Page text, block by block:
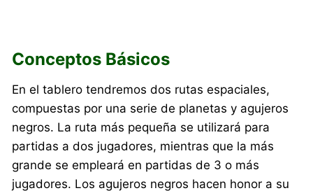
Conceptos Básicos
En el tablero tendremos dos rutas espaciales,
compuestas por una serie de planetas y agujeros
negros. La ruta más pequeña se utilizará para
partidas a dos jugadores, mientras que la más
grande se empleará en partidas de 3 o más
jugadores. Los agujeros negros hacen honor a su